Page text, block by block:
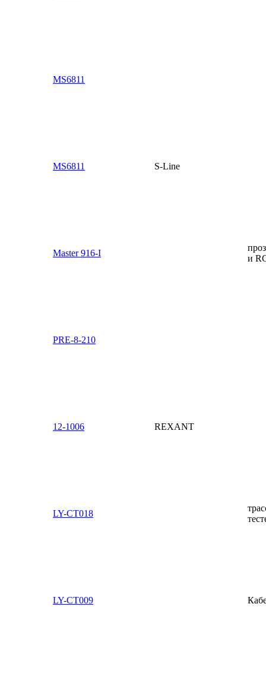
MS6811
MS6811 S-Line
Master 916-I
и
PRE-8-210
12-1006 REXANT
LY-CT018
LY-CT009